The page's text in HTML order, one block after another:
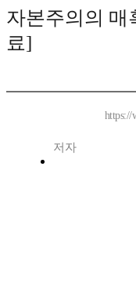
자본주의의 매
료]
https://
저자